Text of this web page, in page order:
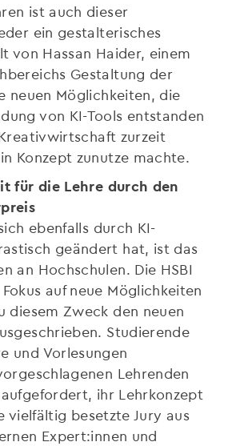
ist auch dieser
ein gestalterisches
von Hassan Haider, einem
Gestaltung der
neuen Möglichkeiten, die
von KI-Tools entstanden
zurzeit
Konzept zunutze machte.
für die Lehre durch den
ebenfalls durch KI-
geändert hat, ist das
an Hochschulen. Die HSBI
auf neue Möglichkeiten
diesem Zweck den neuen
Studierende
und Vorlesungen
Lehrenden
ihr Lehrkonzept
vielfältig besetzte Jury aus
Expert:innen und